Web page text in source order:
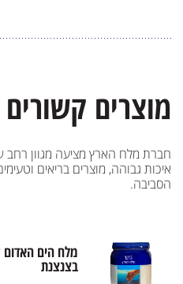
מוצרים קשורים
חברת מלח הארץ מציעה מגוון
איכות גבוהה, מוצרים בריאים
הסביבה.
מלח הים האדום
בצנצנת